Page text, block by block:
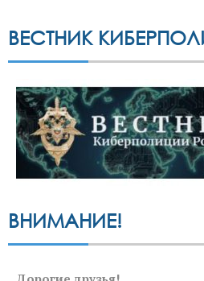
ВЕСТНИК
ВНИМАНИЕ!